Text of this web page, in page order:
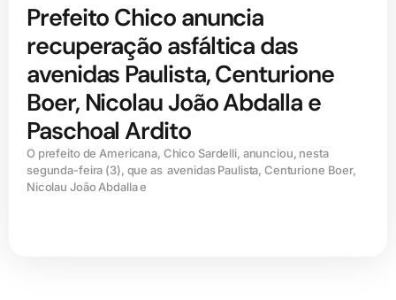
Prefeito Chico anuncia
recuperação asfáltica das
avenidas Paulista, Centurione
Boer, Nicolau João Abdalla e
Paschoal Ardito
O prefeito de Americana, Chico Sardelli, anunciou, nesta
segunda-feira (3), que as avenidas Paulista, Centurione Boer,
Nicolau João Abdalla e